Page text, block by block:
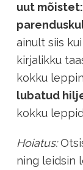
uut
ainult siis
kirjalikku
kokku
lubatud
kokku
Hoiatus:
ning leidsin